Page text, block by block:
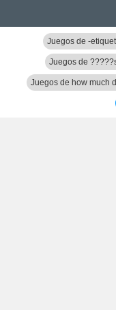
Juegos de -
Juegos de
Juegos de how much